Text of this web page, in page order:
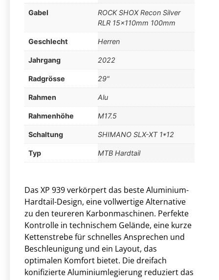
Gabel
ROCK SHOX Recon Silver
RLR 15x110mm 100mm
Geschlecht Herren
Jahrgang 2022
Radgrösse 29"
Rahmen Alu
Rahmenhöhe M17.5
Schaltung SHIMANO SLX-XT 1*12
Typ MTB Hardtail
Das XP 939 verkörpert das beste Aluminium-
Hardtail-Design, eine vollwertige Alternative
zu den teureren Karbonmaschinen. Perfekte
Kontrolle in technischem Gelände, eine kurze
Kettenstrebe für schnelles Ansprechen und
Beschleunigung und ein Layout, das
optimalen Komfort bietet. Die dreifach
konifizierte Aluminiumlegierung reduziert das